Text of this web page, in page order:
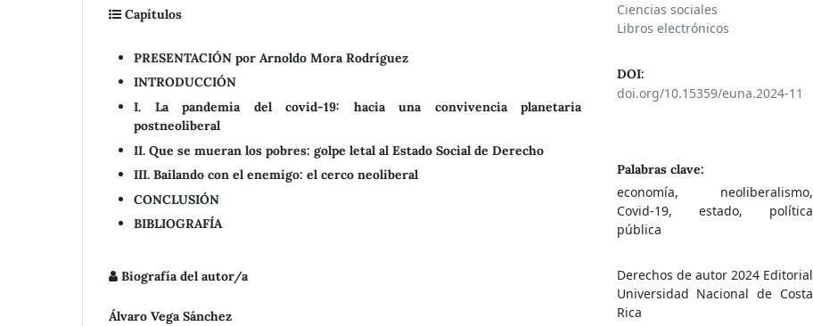
Capítulos
PRESENTACIÓN por Arnoldo Mora Rodríguez
INTRODUCCIÓN
I. La pandemia del covid-19: hacia una convivencia planetaria
postneoliberal
II. Que se mueran los pobres: golpe letal al Estado Social de Derecho
III. Bailando con el enemigo: el cerco neoliberal
CONCLUSIÓN
BIBLIOGRAFÍA
Biografía del autor/a
Álvaro Vega Sánchez
Ciencias sociales
Libros electrónicos
DOI:
doi.org/10.15359/euna.2024-11
Palabras clave:
economía, neoliberalismo,
Covid-19, estado, política
pública
Derechos de autor 2024 Editorial
Universidad Nacional de Costa
Rica